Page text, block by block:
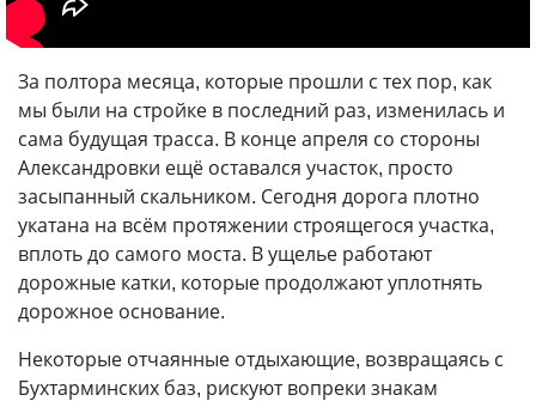
За полтора месяца, которые прошли с тех пор, как
мы были на стройке в последний раз, изменилась и
сама будущая трасса. В конце апреля со стороны
Александровки ещё оставался участок, просто
засыпанный скальником. Сегодня дорога плотно
укатана на всём протяжении строящегося участка,
вплоть до самого моста. В ущелье работают
дорожные катки, которые продолжают уплотнять
дорожное основание.
Некоторые отчаянные отдыхающие, возвращаясь с
Бухтарминских баз, рискуют вопреки знакам